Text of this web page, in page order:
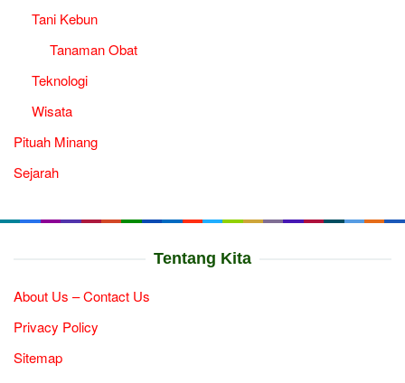
Tani Kebun
Tanaman Obat
Teknologi
Wisata
Pituah Minang
Sejarah
Tentang Kita
About Us – Contact Us
Privacy Policy
Sitemap